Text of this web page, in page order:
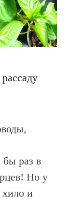
раз в
Но у
хило и